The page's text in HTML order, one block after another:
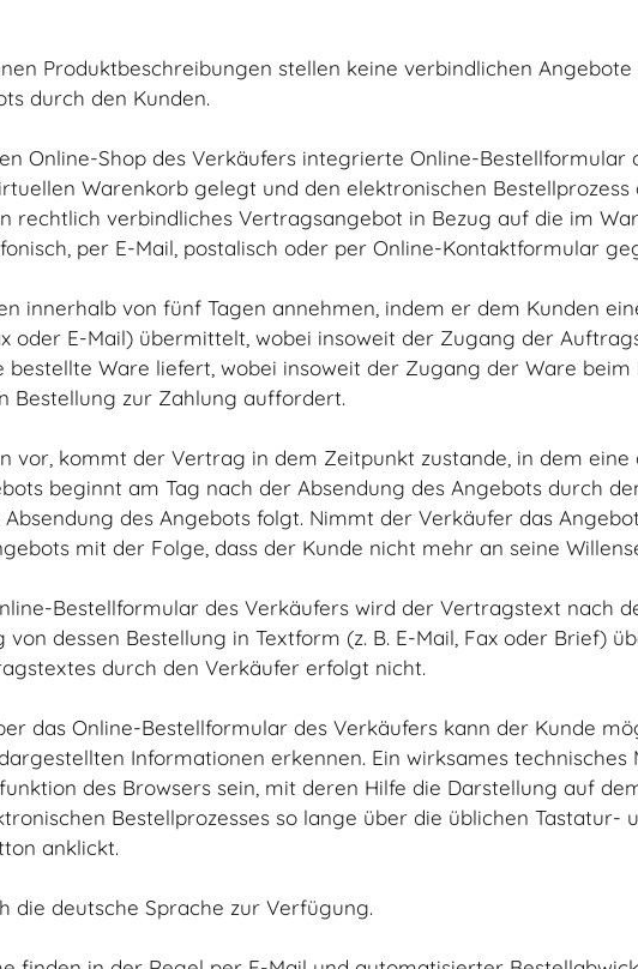
Produktbeschreibungen stellen keine verbindlichen
durch den Kunden.
Online-Shop des Verkäufers integrierte Online-Bestellformular
Warenkorb gelegt und den elektronischen
rechtlich verbindliches Vertragsangebot in Bezug auf die im
per E-Mail, postalisch oder per Online-Kontaktformular
innerhalb von fünf Tagen annehmen, indem er dem Kunden
oder E-Mail) übermittelt, wobei insoweit der Zugang der
Ware liefert, wobei insoweit der Zugang der Ware
Bestellung zur Zahlung auffordert.
vor, kommt der Vertrag in dem Zeitpunkt zustande, in dem
beginnt am Tag nach der Absendung des Angebots durch
des Angebots folgt. Nimmt der Verkäufer das
mit der Folge, dass der Kunde nicht mehr an seine
Bestellformular des Verkäufers wird der Vertragstext nach
dessen Bestellung in Textform (z. B. E-Mail, Fax oder Brief)
durch den Verkäufer erfolgt nicht.
das Online-Bestellformular des Verkäufers kann der Kunde
Informationen erkennen. Ein wirksames technisches
des Browsers sein, mit deren Hilfe die Darstellung auf
Bestellprozesses so lange über die üblichen Tastatur-
anklickt.
die deutsche Sprache zur Verfügung.